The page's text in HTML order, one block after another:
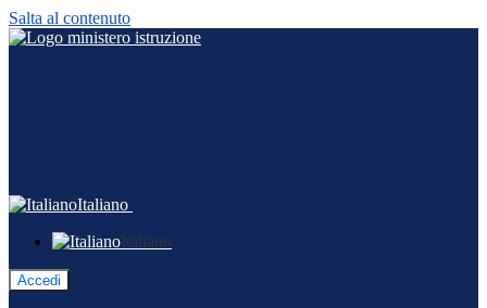
Salta al contenuto
Italiano
Italiano
Accedi